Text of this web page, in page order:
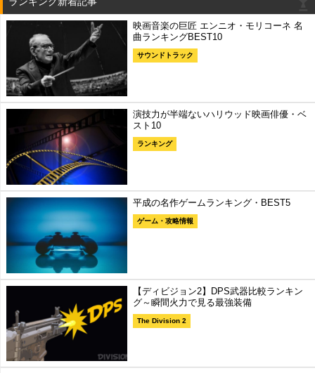
映画音楽の巨匠 エンニオ・モリコーネ 名
曲ランキングBEST10
サウンドトラック
演技力が半端ないハリウッド映画俳優・ベ
スト10
ランキング
平成の名作ゲームランキング・BEST5
ゲーム・攻略情報
【ディビジョン2】DPS武器比較ランキン
グ～瞬間火力で見る最強装備
The Division 2